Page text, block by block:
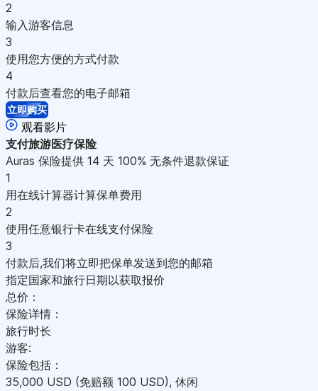
2
输入游客信息
3
使用您方便的方式付款
4
付款后查看您的电子邮箱
立即购买
观看影片
支付旅游医疗保险
Auras 保险提供 14 天 100% 无条件退款保证
1
用在线计算器计算保单费用
2
使用任意银行卡在线支付保险
3
付款后,我们将立即把保单发送到您的邮箱
指定国家和旅行日期以获取报价
总价：
保险详情：
旅行时长
游客:
保险包括：
35,000 USD (免赔额 100 USD), 休闲